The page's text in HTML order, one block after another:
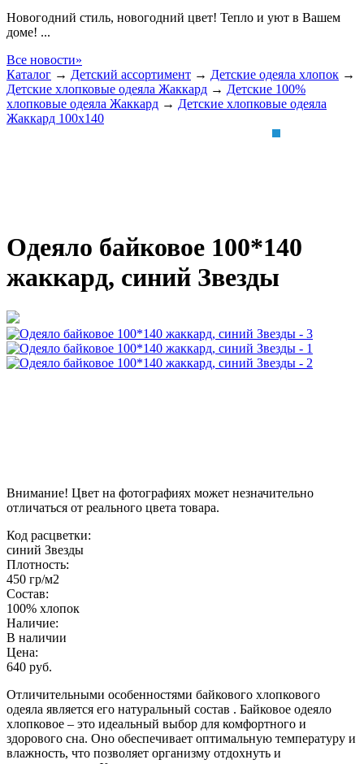
Новогодний стиль, новогодний цвет! Тепло и уют в Вашем
доме! ...
Все новости»
Каталог → Детский ассортимент → Детские одеяла хлопок →
Детские хлопковые одеяла Жаккард → Детские 100%
хлопковые одеяла Жаккард → Детские хлопковые одеяла
Жаккард 100x140
Одеяло байковое 100*140
жаккард, синий Звезды
Внимание! Цвет на фотографиях может незначительно
отличаться от реального цвета товара.
Код расцветки:
синий Звезды
Плотность:
450 гр/м2
Состав:
100% хлопок
Наличие:
В наличии
Цена:
640 руб.
Отличительными особенностями байкового хлопкового
одеяла является его натуральный состав . Байковое одеяло
хлопковое – это идеальный выбор для комфортного и
здорового сна. Оно обеспечивает оптимальную температуру и
влажность, что позволяет организму отдохнуть и